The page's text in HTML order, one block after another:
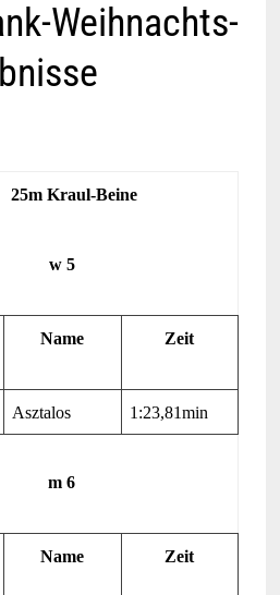
Weihnachts-
25m Kraul-Beine
w 5
Name Zeit
Asztalos 1:23,81min
m 6
Name Zeit